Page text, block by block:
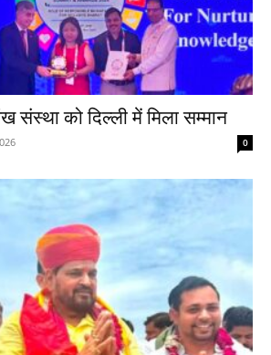
संस्था को दिल्ली में मिला सम्मान
0